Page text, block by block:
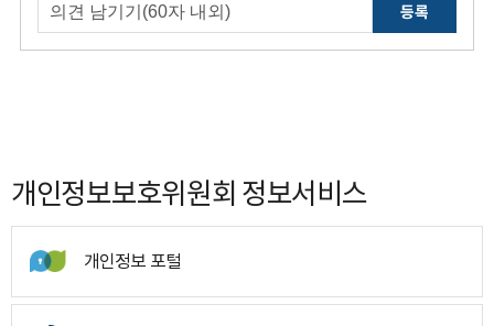
등록
개인정보보호위원회 정보서비스
개인정보 포털